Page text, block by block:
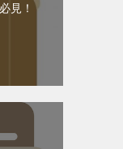
見！